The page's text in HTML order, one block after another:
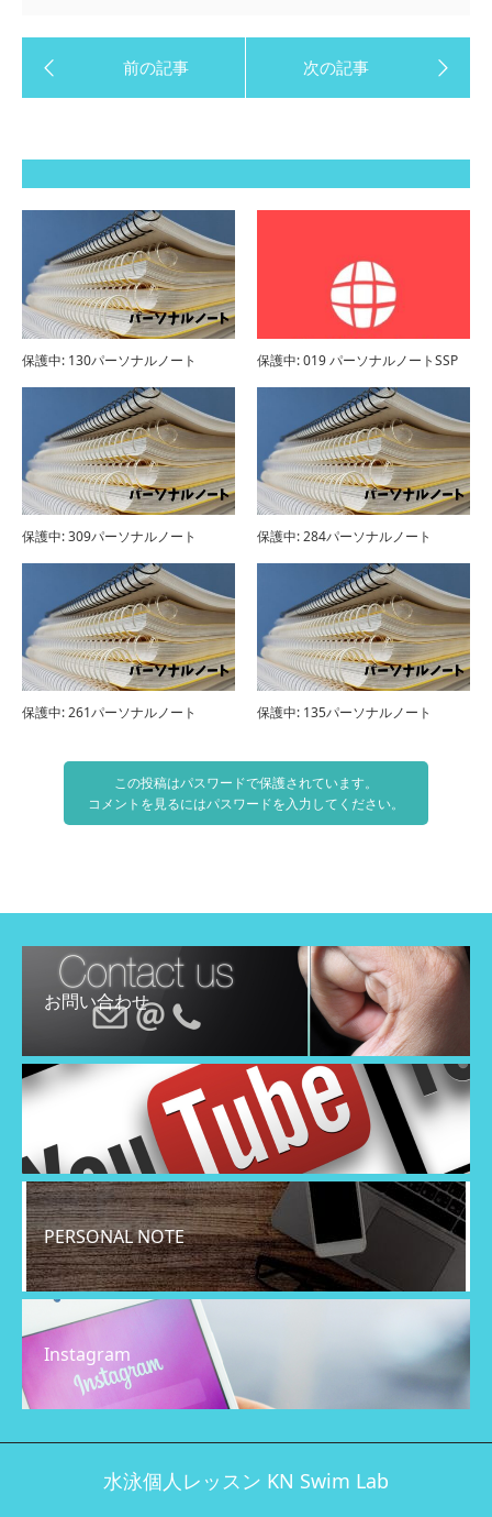
保護中: 130パーソナルノート 保護中: 019 パーソナルノートSSP
保護中: 309パーソナルノート 保護中: 284パーソナルノート
保護中: 261パーソナルノート 保護中: 135パーソナルノート
この投稿はパスワードで保護されています。
コメントを見るにはパスワードを入力してください。
お問い合わせ
PERSONAL NOTE
Instagram
水泳個人レッスン KN Swim Lab